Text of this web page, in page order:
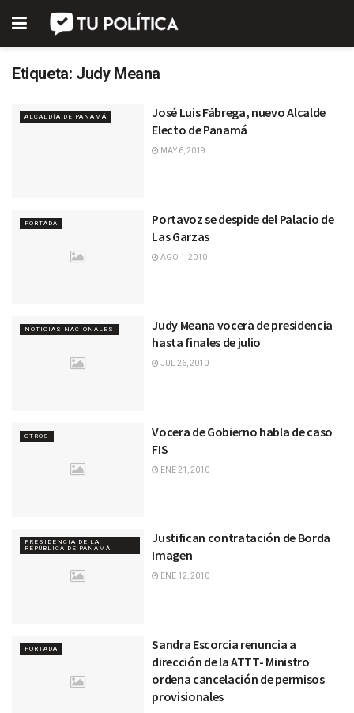
Etiqueta: Judy Meana
ALCALDÍA DE PANAMÁ
José Luis Fábrega, nuevo Alcalde
Electo de Panamá
MAY 6, 2019
PORTADA
Portavoz se despide del Palacio de
Las Garzas
AGO 1, 2010
NOTICIAS NACIONALES
Judy Meana vocera de presidencia
hasta finales de julio
JUL 26, 2010
OTROS
Vocera de Gobierno habla de caso
FIS
ENE 21, 2010
PRESIDENCIA DE LA
REPÚBLICA DE PANAMÁ
Justifican contratación de Borda
Imagen
ENE 12, 2010
PORTADA
Sandra Escorcia renuncia a
dirección de la ATTT- Ministro
ordena cancelación de permisos
provisionales